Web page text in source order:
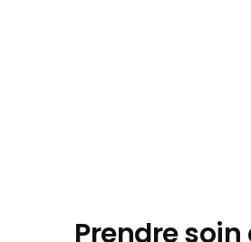
Prendre